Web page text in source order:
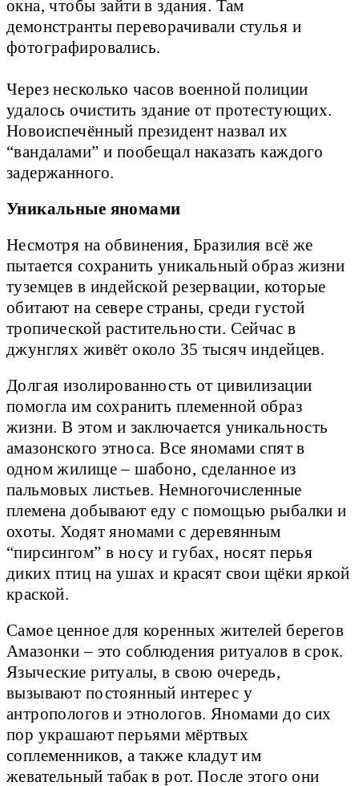
окна, чтобы зайти в здания. Там
демонстранты переворачивали стулья и
фотографировались.
Через несколько часов военной полиции
удалось очистить здание от протестующих.
Новоиспечённый президент назвал их
“вандалами” и пообещал наказать каждого
задержанного.
Уникальные яномами
Несмотря на обвинения, Бразилия всё же
пытается сохранить уникальный образ жизни
туземцев в индейской резервации, которые
обитают на севере страны, среди густой
тропической растительности. Сейчас в
джунглях живёт около 35 тысяч индейцев.
Долгая изолированность от цивилизации
помогла им сохранить племенной образ
жизни. В этом и заключается уникальность
амазонского этноса. Все яномами спят в
одном жилище – шабоно, сделанное из
пальмовых листьев. Немногочисленные
племена добывают еду с помощью рыбалки и
охоты. Ходят яномами с деревянным
“пирсингом” в носу и губах, носят перья
диких птиц на ушах и красят свои щёки яркой
краской.
Самое ценное для коренных жителей берегов
Амазонки – это соблюдения ритуалов в срок.
Языческие ритуалы, в свою очередь,
вызывают постоянный интерес у
антропологов и этнологов. Яномами до сих
пор украшают перьями мёртвых
соплеменников, а также кладут им
жевательный табак в рот. После этого они